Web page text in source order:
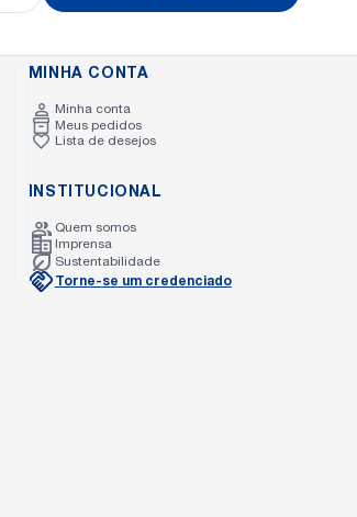
MINHA CONTA
Minha conta
Meus pedidos
Lista de desejos
INSTITUCIONAL
Quem somos
Imprensa
Sustentabilidade
Torne-se um credenciado